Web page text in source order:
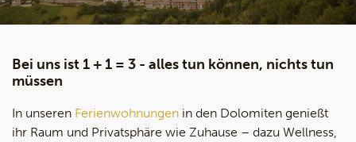
Bei uns ist 1 + 1 = 3 - alles tun können, nichts tun
müssen
In unseren Ferienwohnungen in den Dolomiten genießt
ihr Raum und Privatsphäre wie Zuhause – dazu Wellness,